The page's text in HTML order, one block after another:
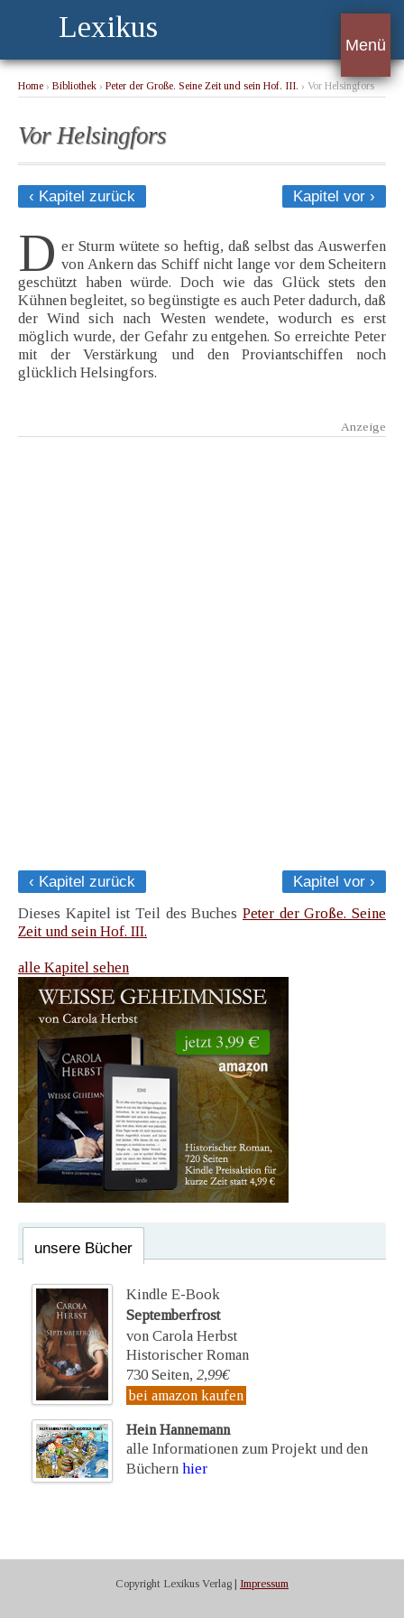
Lexikus
Menü
Home › Bibliothek › Peter der Große. Seine Zeit und sein Hof. III. › Vor Helsingfors
Vor Helsingfors
‹ Kapitel zurück Kapitel vor ›
D er Sturm wütete so heftig, daß selbst das Auswerfen
von Ankern das Schiff nicht lange vor dem Scheitern
geschützt haben würde. Doch wie das Glück stets den
Kühnen begleitet, so begünstigte es auch Peter dadurch, daß
der Wind sich nach Westen wendete, wodurch es erst
möglich wurde, der Gefahr zu entgehen. So erreichte Peter
mit der Verstärkung und den Proviantschiffen noch
glücklich Helsingfors.
‹ Kapitel zurück
Kapitel vor ›
Dieses Kapitel ist Teil des Buches Peter der Große. Seine
Zeit und sein Hof. III.
alle Kapitel sehen
unsere Bücher
Kindle E-Book
Septemberfrost
von Carola Herbst
Historischer Roman
730 Seiten, 2,99€
bei amazon kaufen
Hein Hannemann
alle Informationen zum Projekt und den
Büchern hier
Copyright Lexikus Verlag | Impressum